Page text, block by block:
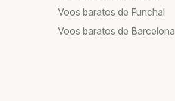
Voos baratos de Funchal
Voos baratos de Barcelona